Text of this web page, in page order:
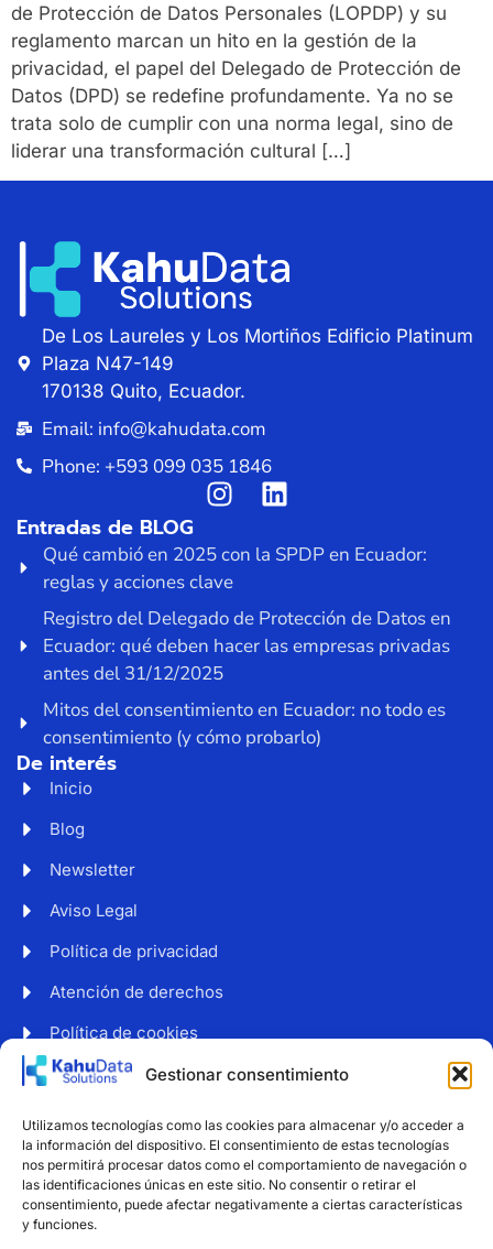
Gestionar consentimiento
Utilizamos tecnologías como las cookies para almacenar y/o acceder a
la información del dispositivo. El consentimiento de estas tecnologías
nos permitirá procesar datos como el comportamiento de navegación o
las identificaciones únicas en este sitio. No consentir o retirar el
consentimiento, puede afectar negativamente a ciertas características
y funciones.
de Protección de Datos Personales (LOPDP) y su
reglamento marcan un hito en la gestión de la
privacidad, el papel del Delegado de Protección de
Datos (DPD) se redefine profundamente. Ya no se
trata solo de cumplir con una norma legal, sino de
liderar una transformación cultural […]
De Los Laureles y Los Mortiños Edificio Platinum
Plaza N47-149
170138 Quito, Ecuador.
Email: info@kahudata.com
Phone: +593 099 035 1846
Entradas de BLOG
Qué cambió en 2025 con la SPDP en Ecuador:
reglas y acciones clave
Registro del Delegado de Protección de Datos en
Ecuador: qué deben hacer las empresas privadas
antes del 31/12/2025
Mitos del consentimiento en Ecuador: no todo es
consentimiento (y cómo probarlo)
De interés
Inicio
Blog
Newsletter
Aviso Legal
Política de privacidad
Atención de derechos
Política de cookies
Web accesible
Suscríbete a nuestro boletín para recibir noticias y
consejos sobre protección de datos.